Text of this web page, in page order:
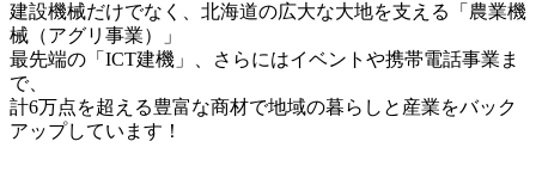
建設機械だけでなく、北海道の広大な大地を支える「農業機
械（アグリ事業）」
最先端の「ICT建機」、さらにはイベントや携帯電話事業ま
で、
計6万点を超える豊富な商材で地域の暮らしと産業をバック
アップしています！